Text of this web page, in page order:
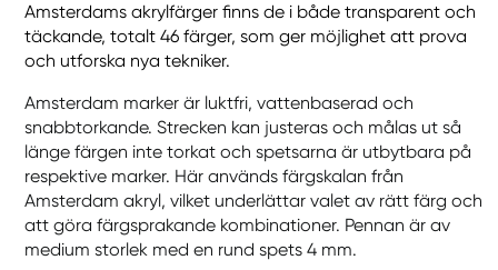
Amsterdams akrylfärger finns de i både transparent och
täckande, totalt 46 färger, som ger möjlighet att prova
och utforska nya tekniker.
Amsterdam marker är luktfri, vattenbaserad och
snabbtorkande. Strecken kan justeras och målas ut så
länge färgen inte torkat och spetsarna är utbytbara på
respektive marker. Här används färgskalan från
Amsterdam akryl, vilket underlättar valet av rätt färg och
att göra färgsprakande kombinationer. Pennan är av
medium storlek med en rund spets 4 mm.